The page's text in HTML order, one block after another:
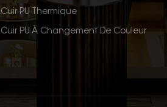
Cuir PU Thermique
Cuir PU À Changement De Couleur